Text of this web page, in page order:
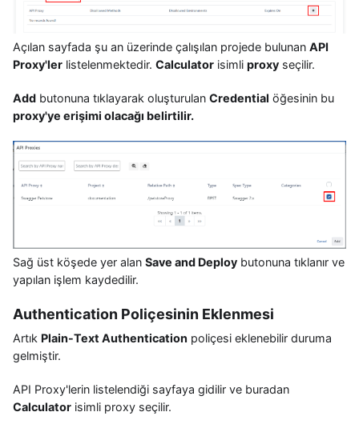
Açılan sayfada şu an üzerinde çalışılan projede bulunan API
Proxy'ler listelenmektedir. Calculator isimli proxy seçilir.
Add butonuna tıklayarak oluşturulan Credential öğesinin bu
proxy'ye erişimi olacağı belirtilir.
Sağ üst köşede yer alan Save and Deploy butonuna tıklanır ve
yapılan işlem kaydedilir.
Authentication Poliçesinin Eklenmesi
Artık Plain-Text Authentication poliçesi eklenebilir duruma
gelmiştir.
API Proxy'lerin listelendiği sayfaya gidilir ve buradan
Calculator isimli proxy seçilir.